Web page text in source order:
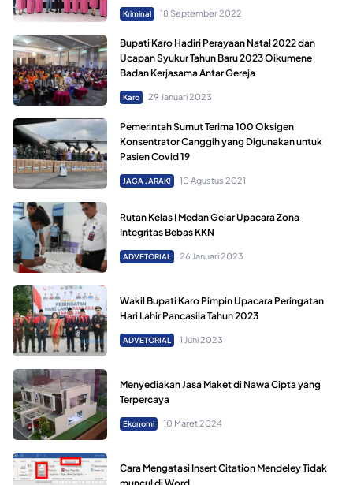
Kriminal 18 September 2022
Bupati Karo Hadiri Perayaan Natal 2022 dan
Ucapan Syukur Tahun Baru 2023 Oikumene
Badan Kerjasama Antar Gereja
Karo 29 Januari 2023
Pemerintah Sumut Terima 100 Oksigen
Konsentrator Canggih yang Digunakan untuk
Pasien Covid 19
JAGA JARAK! 10 Agustus 2021
Rutan Kelas I Medan Gelar Upacara Zona
Integritas Bebas KKN
ADVETORIAL 26 Januari 2023
Wakil Bupati Karo Pimpin Upacara Peringatan
Hari Lahir Pancasila Tahun 2023
ADVETORIAL 1 Juni 2023
Menyediakan Jasa Maket di Nawa Cipta yang
Terpercaya
Ekonomi 10 Maret 2024
Cara Mengatasi Insert Citation Mendeley Tidak